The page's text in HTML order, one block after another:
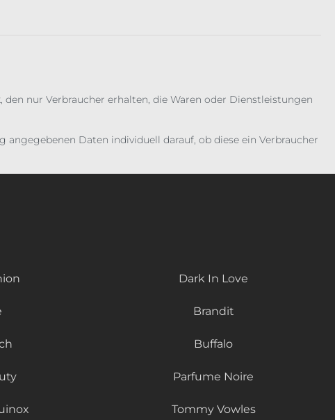
nur Verbraucher erhalten, die Waren oder Dienstleistungen
Daten individuell darauf, ob diese ein Verbraucher
Dark In Love
Brandit
Buffalo
Parfume Noire
Tommy Vowles